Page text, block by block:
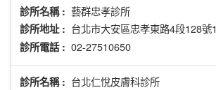
診所名稱 : 藝群忠孝診所
診所地址 : 台北市大安區忠孝東路4段128號
診所電話 : 02-27510650
診所名稱 : 台北仁悅皮膚科診所